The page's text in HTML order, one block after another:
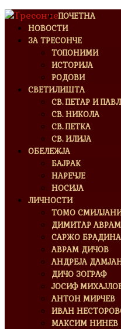
ПОЧЕТНА
НОВОСТИ
ЗА ТРЕСОНЧЕ
ТОПОНИМИ
ИСТОРИЈА
РОДОВИ
СВЕТИЛИШТА
СВ. ПЕТАР И
СВ. НИКОЛА
СВ. ПЕТКА
СВ. ИЛИЈА
ОБЕЛЕЖЈА
БАЈРАК
НАРЕЧЈЕ
НОСИЈА
ЛИЧНОСТИ
ТОМО
ДИМИТАР
САРЖО БРАДИНА
АВРАМ ДИЧОВ
АНДРЕЈА
ДИЧО ЗОГРАФ
ЈОСИФ
АНТОН МИРЧЕВ
ИВАН
МАКСИМ НИНЕВ